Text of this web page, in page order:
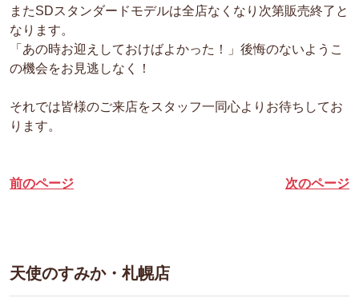
またSDスタンダードモデルは全店なくなり次第販売終了と
なります。
「あの時お迎えしておけばよかった！」後悔のないようこ
の機会をお見逃しなく！
それでは皆様のご来店をスタッフ一同心よりお待ちしてお
ります。
前のページ 次のページ
天使のすみか・札幌店